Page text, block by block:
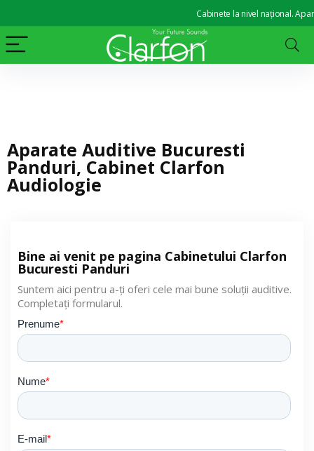
Cabinete la nivel național.
Aparate Auditive Bucuresti
Panduri, Cabinet Clarfon
Audiologie
Bine ai venit pe pagina Cabinetului Clarfon
Bucuresti Panduri
Suntem aici pentru a-ți oferi cele mai bune soluții auditive.
Completați formularul.